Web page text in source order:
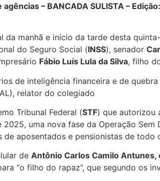
– BANCADA SULISTA –
manhã e início da tarde desta
do Seguro Social (INSS), senador
Fábio Luís Lula da Silva, filho
de inteligência financeira e de
relator do colegiado
Tribunal Federal (STF) que autorizou
2025, uma nova fase da Operação
aposentados e pensionistas de todo
de Antônio Carlos Camilo Antunes,
“o filho do rapaz”, que segundo os